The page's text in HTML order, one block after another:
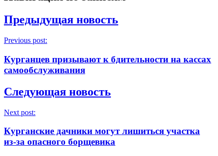
Предыдущая новость
Previous post:
Курганцев призывают к бдительности на кассах
самообслуживания
Следующая новость
Next post:
Курганские дачники могут лишиться участка
из-за опасного борщевика